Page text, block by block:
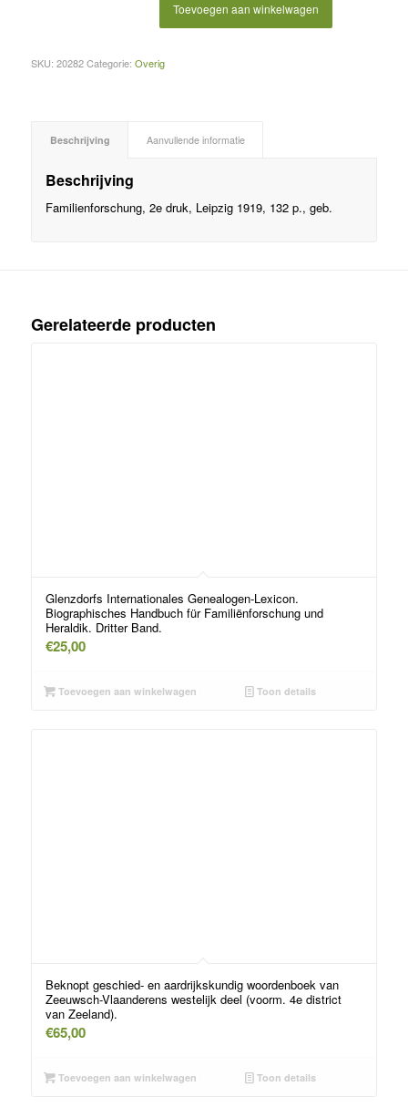
Toevoegen aan winkelwagen
SKU: 20282 Categorie: Overig
Beschrijving Aanvullende informatie
Beschrijving
Familienforschung, 2e druk, Leipzig 1919, 132 p., geb.
Gerelateerde producten
Glenzdorfs Internationales Genealogen-Lexicon.
Biographisches Handbuch für Familiënforschung und
Heraldik. Dritter Band.
€25,00
Toevoegen aan winkelwagen Toon details
Beknopt geschied- en aardrijkskundig woordenboek van
Zeeuwsch-Vlaanderens westelijk deel (voorm. 4e district
van Zeeland).
€65,00
Toevoegen aan winkelwagen Toon details